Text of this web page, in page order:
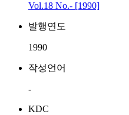
Vol.18 No.- [1990]
발행연도
1990
작성언어
-
KDC